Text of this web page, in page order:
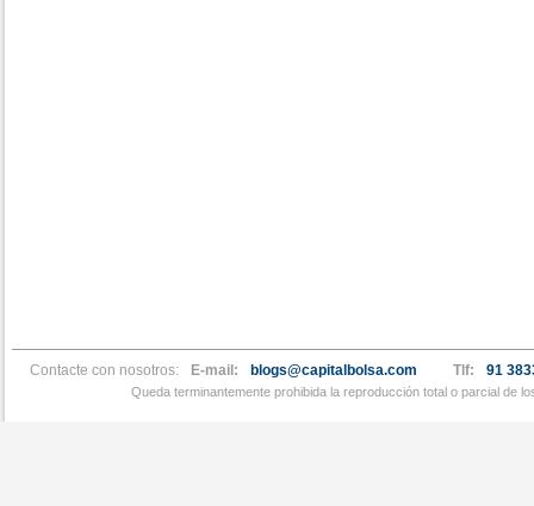
Contacte con nosotros: E-mail: blogs@capitalbolsa.com Tlf: 91
Queda terminantemente prohibida la reproducción total o parcial de